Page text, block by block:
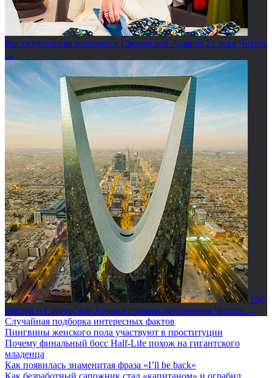
Восхитительная принцесса Саудовской Аравии 21 века Читать
→
100
фактов о Саудовской Аравии глазами россиянина Читать →
Случайная подборка интересных фактов
Пингвины женского пола участвуют в проституции
Почему финальный босс Half-Life похож на гигантского
младенца
Как появилась знаменитая фраза «I’ll be back»
Как безработный сапожник стал «капитаном» и ограбил